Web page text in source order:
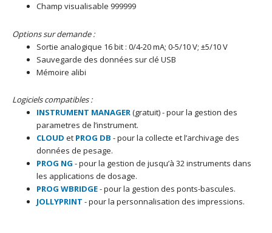
Champ visualisable 999999
Options sur demande :
Sortie analogique 16 bit : 0/4-20 mA; 0-5/10 V; ±5/10 V
Sauvegarde des données sur clé USB
Mémoire alibi
Logiciels compatibles :
INSTRUMENT MANAGER(gratuit) - pour la gestion des
parametres de l’instrument.
CLOUD et PROG DB - pour la collecte et l’archivage des
données de pesage.
PROG NG - pour la gestion de jusqu’à 32 instruments dans
les applications de dosage.
PROG WBRIDGE- pour la gestion des ponts-bascules.
JOLLYPRINT - pour la personnalisation des impressions.